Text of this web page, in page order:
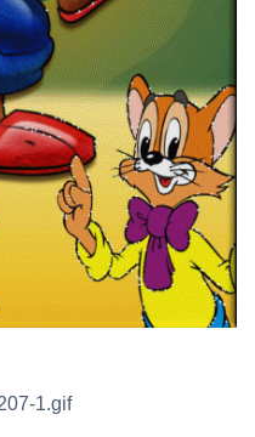
1.gif